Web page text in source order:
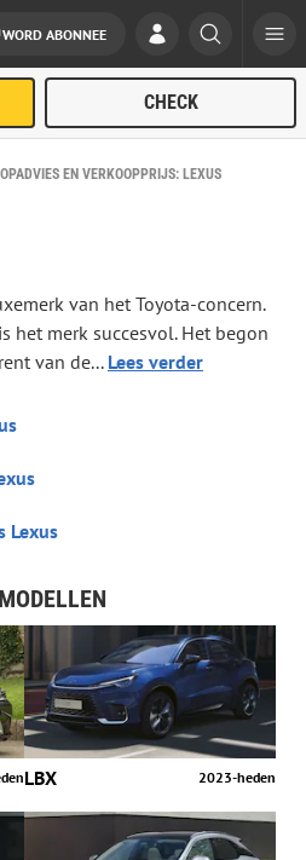
WORD ABONNEE
EN VERKOOPPRIJS: LEXUS
van het Toyota-concern.
het merk succesvol. Het begon
van de... Lees verder
Lexus
LBX 2023-heden